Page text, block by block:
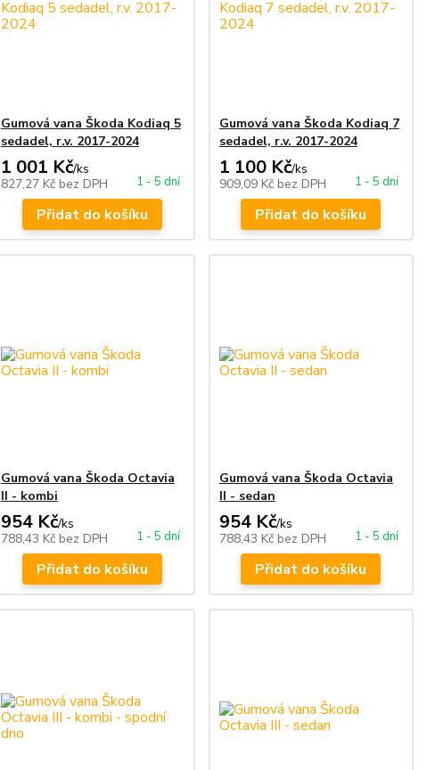
Gumová vana Škoda Kodiaq 5
sedadel, r.v. 2017-2024
1 001 Kč/ks
827,27 Kč bez DPH 1 - 5 dní
Přidat do košíku
Gumová vana Škoda Kodiaq 7
sedadel, r.v. 2017-2024
1 100 Kč/ks
909,09 Kč bez DPH 1 - 5 dní
Přidat do košíku
Gumová vana Škoda Octavia
II - kombi
954 Kč/ks
788,43 Kč bez DPH 1 - 5 dní
Přidat do košíku
Gumová vana Škoda Octavia
II - sedan
954 Kč/ks
788,43 Kč bez DPH 1 - 5 dní
Přidat do košíku